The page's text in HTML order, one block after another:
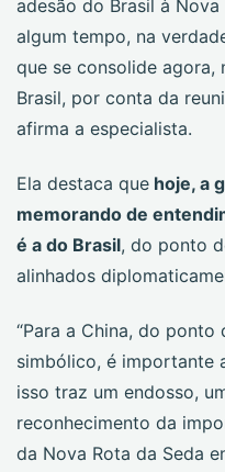
adesão do Brasil à Nova
algum tempo, na
que se consolide agora,
Brasil, por conta da
afirma a especialista.
Ela destaca que hoje, a
memorando de
é a do Brasil, do ponto
alinhados
“Para a China, do
simbólico, é importante
isso traz um endosso,
reconhecimento da
da Nova Rota da Seda